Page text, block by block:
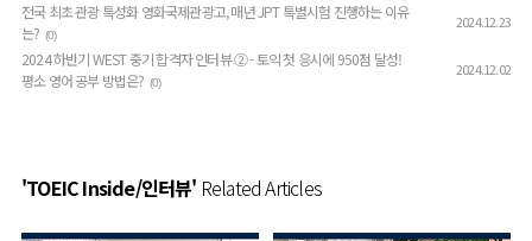
전국 최초 관광 특성화 영화국제관광고, 매년 JPT 특별시험 진행하는 이유
는? (0)
2024.12.23
2024 하반기 WEST 중기 합격자 인터뷰 ② - 토익 첫 응시에 950점 달성!
평소 영어 공부 방법은? (0)
2024.12.02
'TOEIC Inside/인터뷰' Related Articles